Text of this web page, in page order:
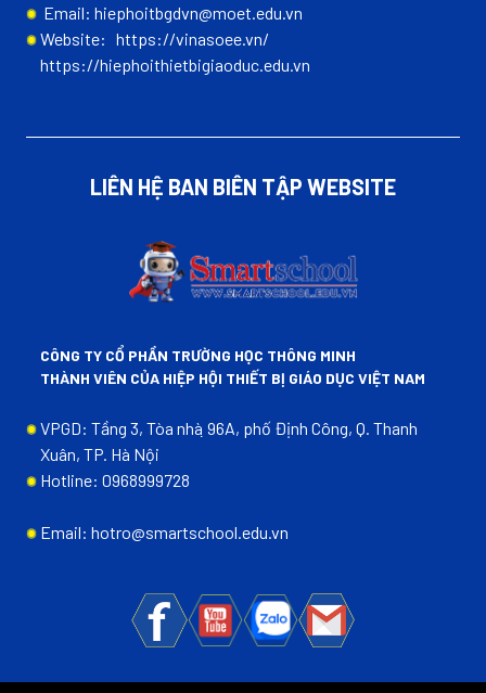
Email: hiephoitbgdvn@moet.edu.vn
Website: https://vinasoee.vn/
https://hiephoithietbigiaoduc.edu.vn
LIÊN HỆ BAN BIÊN TẬP WEBSITE
CÔNG TY CỔ PHẦN TRƯỜNG HỌC THÔNG MINH
THÀNH VIÊN CỦA HIỆP HỘI THIẾT BỊ GIÁO DỤC VIỆT NAM
VPGD: Tầng 3, Tòa nhà ̣96A, phố Định Công, Q. Thanh
Xuân, TP. Hà Nội
Hotline: 0968999728
Email: hotro@smartschool.edu.vn